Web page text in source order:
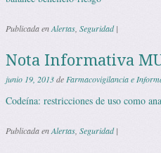
Publicada enAlertas, Seguridad |
Nota Informativa
junio 19, 2013deFarmacovigilancia e
Codeína: restricciones de uso como
Publicada enAlertas, Seguridad |